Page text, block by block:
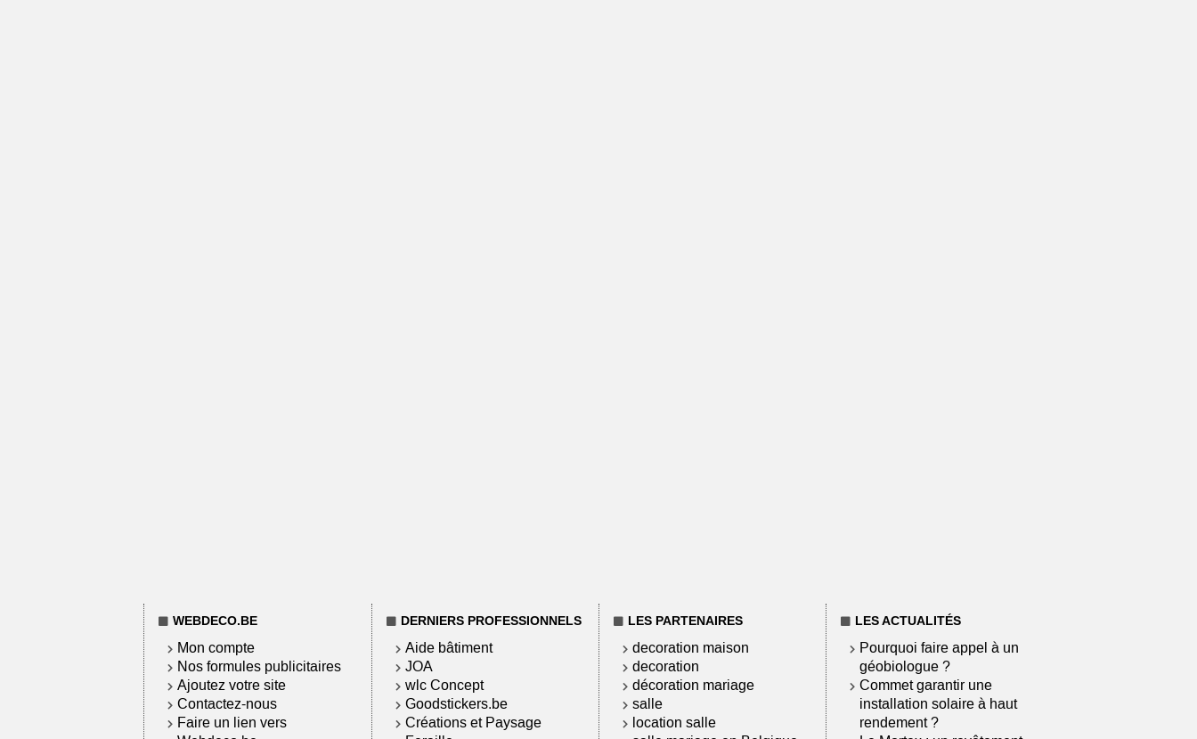
WEBDECO.BE
Mon compte
Nos formules publicitaires
Ajoutez votre site
Contactez-nous
Faire un lien vers
DERNIERS PROFESSIONNELS
Aide bâtiment
JOA
wlc Concept
Goodstickers.be
Créations et Paysage
LES PARTENAIRES
decoration maison
decoration
décoration mariage
salle
location salle
LES ACTUALITÉS
Pourquoi faire appel à un
géobiologue ?
Commet garantir une
installation solaire à haut
rendement ?